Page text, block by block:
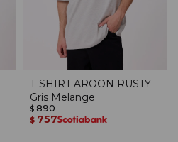
T-SHIRT AROON RUSTY -
Gris Melange
$ 890
$ 757